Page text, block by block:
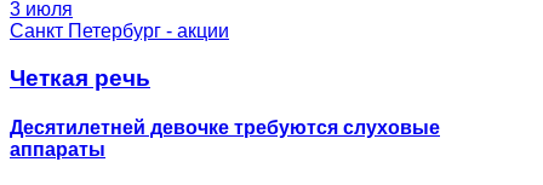
3 июля
Санкт Петербург - акции
Четкая речь
Десятилетней девочке требуются слуховые
аппараты